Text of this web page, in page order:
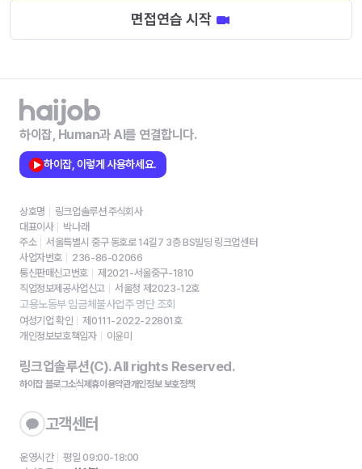
면접연습 시작
하이잡, Human과 AI를 연결합니다.
하이잡, 이렇게 사용하세요.
상호명
링크업솔루션 주식회사
대표이사
박나래
주소
서울특별시 중구 동호로 14길7 3층 BS빌딩 링크업센터
사업자번호
236-86-02066
통신판매신고번호
제2021-서울중구-1810
직업정보제공사업신고
서울청 제2023-12호
고용노동부 임금체불사업주 명단 조회
여성기업 확인
제0111-2022-22801호
개인정보보호책임자
이윤미
링크업솔루션(C). All rights Reserved.
하이잡 블로그소식제휴이용약관개인정보 보호정책
고객센터
운영시간
평일 09:00-18:00